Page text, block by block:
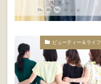
ビューティー＆ライフ